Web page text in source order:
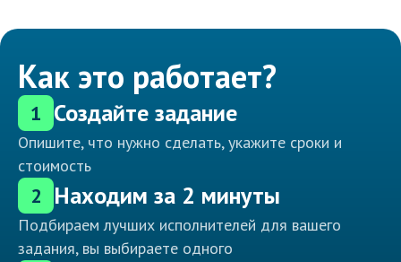
Как это работает?
1 Создайте задание
Опишите, что нужно сделать, укажите сроки и
стоимость
2 Находим за 2 минуты
Подбираем лучших исполнителей для вашего
задания, вы выбираете одного